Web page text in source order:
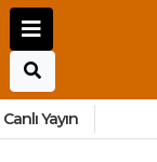
Canlı Yayın